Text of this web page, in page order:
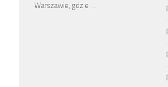
Warszawie, gdzie …